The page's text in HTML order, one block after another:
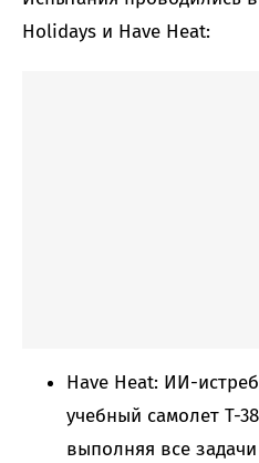
Holidays и Have Heat:
Have Heat: ИИ-
учебный самолет T-
выполняя все